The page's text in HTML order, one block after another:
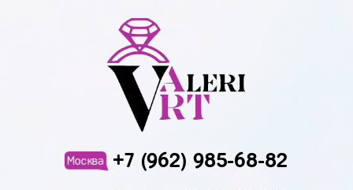
Москва +7 (962) 985-68-82